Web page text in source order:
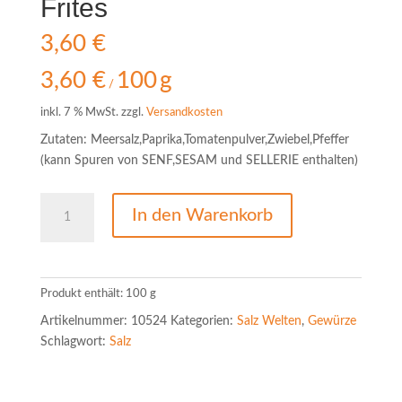
Frites
3,60 €
3,60 €/ 100g
inkl. 7 % MwSt. zzgl. Versandkosten
Zutaten: Meersalz,Paprika,Tomatenpulver,Zwiebel,Pfeffer
(kann Spuren von SENF,SESAM und SELLERIE enthalten)
In den Warenkorb
Produkt enthält: 100 g
Artikelnummer: 10524 Kategorien: Salz Welten, Gewürze
Schlagwort: Salz